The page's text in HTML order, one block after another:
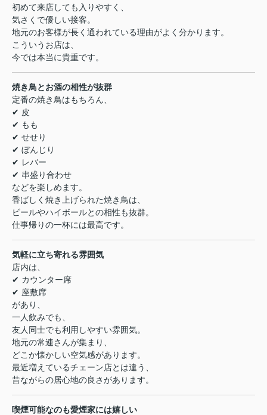
初めて来店しても入りやすく、
気さくで優しい接客。
地元のお客様が長く通われている理由がよく分かります。
こういうお店は、
今では本当に貴重です。
焼き鳥とお酒の相性が抜群
定番の焼き鳥はもちろん、
✔ 皮
✔ もも
✔ せせり
✔ ぼんじり
✔ レバー
✔ 串盛り合わせ
などを楽しめます。
香ばしく焼き上げられた焼き鳥は、
ビールやハイボールとの相性も抜群。
仕事帰りの一杯には最高です。
気軽に立ち寄れる雰囲気
店内は、
✔ カウンター席
✔ 座敷席
があり、
一人飲みでも、
友人同士でも利用しやすい雰囲気。
地元の常連さんが集まり、
どこか懐かしい空気感があります。
最近増えているチェーン店とは違う、
昔ながらの居心地の良さがあります。
喫煙可能なのも愛煙家には嬉しい